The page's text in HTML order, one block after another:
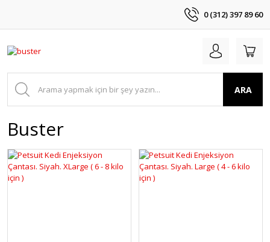
0 (312) 397 89 60
ARA
Buster